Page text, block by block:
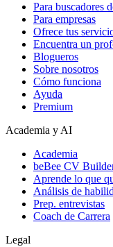
Para buscadores
Para empresas
Ofrece tus
Encuentra un
Blogueros
Sobre nosotros
Cómo funciona
Ayuda
Premium
Academia y AI
Academia
beBee CV
Aprende lo que
Análisis de
Prep. entrevistas
Coach de Carrera
Legal